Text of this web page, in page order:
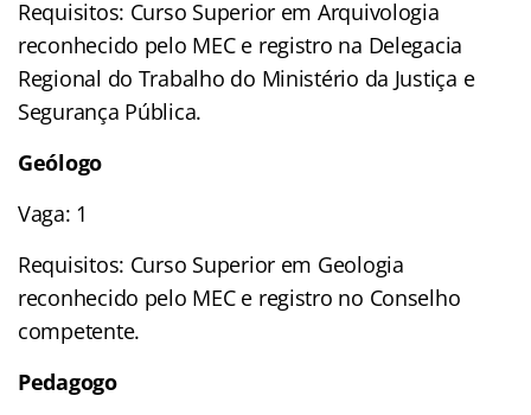
Requisitos: Curso Superior em Arquivologia
reconhecido pelo MEC e registro na Delegacia
Regional do Trabalho do Ministério da Justiça e
Segurança Pública.
Geólogo
Vaga: 1
Requisitos: Curso Superior em Geologia
reconhecido pelo MEC e registro no Conselho
competente.
Pedagogo